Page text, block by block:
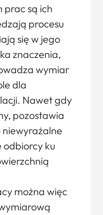
prac są ich
procesu
się w jego
znaczenia,
wymiar
dla
Nawet gdy
pozostawia
odbiorcy ku
można więc